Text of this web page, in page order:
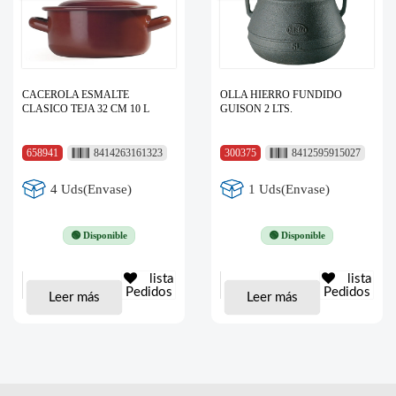
CACEROLA ESMALTE
CLASICO TEJA 32 CM 10 L
658941 8414263161323
4 Uds(Envase)
🟢 Disponible
Leer más
lista
Pedidos
OLLA HIERRO FUNDIDO
GUISON 2 LTS.
300375 8412595915027
1 Uds(Envase)
🟢 Disponible
Leer más
lista
Pedidos